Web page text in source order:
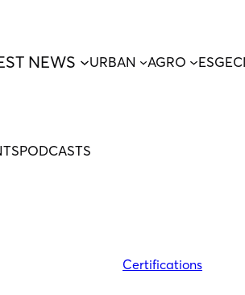
NEWS URBAN AGRO ESG
PODCASTS
Certifications